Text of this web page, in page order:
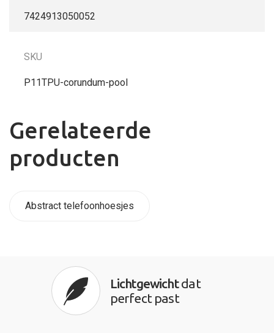
7424913050052
SKU
P11TPU-corundum-pool
Gerelateerde
producten
Abstract telefoonhoesjes
Lichtgewichtdat
perfect past